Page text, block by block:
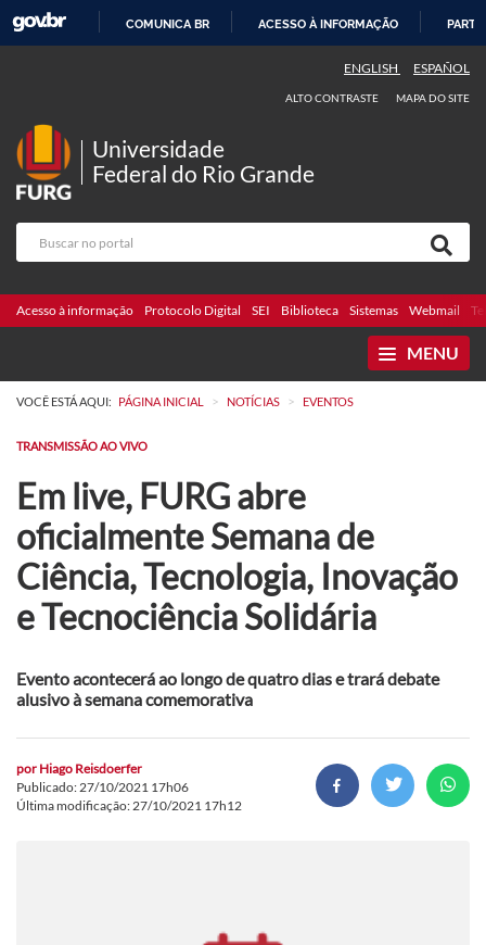
COMUNICA BR ACESSO À INFORMAÇÃO
ENGLISH ESPAÑOL
ALTO CONTRASTE MAPA DO SITE
Universidade
Federal do Rio Grande
Acesso à informação Protocolo Digital SEI Biblioteca Sistemas Webmail
MENU
VOCÊ ESTÁ AQUI: PÁGINA INICIAL > NOTÍCIAS > EVENTOS
TRANSMISSÃO AO VIVO
Em live, FURG abre
oficialmente Semana de
Ciência, Tecnologia, Inovação
e Tecnociência Solidária
Evento acontecerá ao longo de quatro dias e trará debate
alusivo à semana comemorativa
por Hiago Reisdoerfer
Publicado: 27/10/2021 17h06
Última modificação: 27/10/2021 17h12